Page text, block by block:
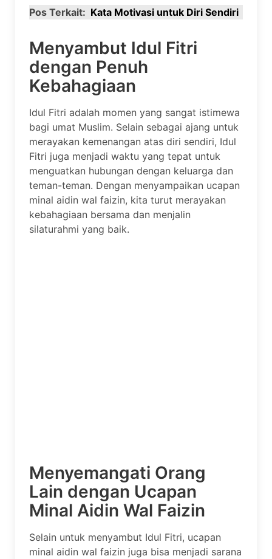
Pos Terkait: Kata Motivasi untuk Diri Sendiri
Menyambut Idul Fitri
dengan Penuh
Kebahagiaan
Idul Fitri adalah momen yang sangat istimewa
bagi umat Muslim. Selain sebagai ajang untuk
merayakan kemenangan atas diri sendiri, Idul
Fitri juga menjadi waktu yang tepat untuk
menguatkan hubungan dengan keluarga dan
teman-teman. Dengan menyampaikan ucapan
minal aidin wal faizin, kita turut merayakan
kebahagiaan bersama dan menjalin
silaturahmi yang baik.
Menyemangati Orang
Lain dengan Ucapan
Minal Aidin Wal Faizin
Selain untuk menyambut Idul Fitri, ucapan
minal aidin wal faizin juga bisa menjadi sarana